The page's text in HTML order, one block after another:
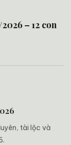
– 12 con
tài lộc và